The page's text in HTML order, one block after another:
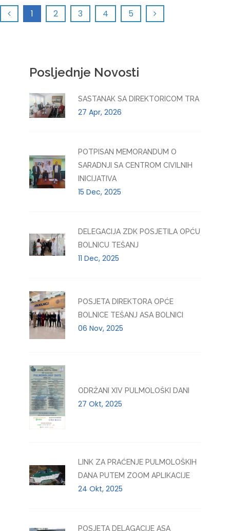
1 2 3 4 5
Posljednje Novosti
SASTANAK SA DIREKTORICOM TRA
27 Apr, 2026
POTPISAN MEMORANDUM O
SARADNJI SA CENTROM CIVILNIH
INICIJATIVA
15 Dec, 2025
DELEGACIJA ZDK POSJETILA OPĆU
BOLNICU TEŠANJ
11 Dec, 2025
POSJETA DIREKTORA OPĆE
BOLNICE TEŠANJ ASA BOLNICI
06 Nov, 2025
ODRŽANI XIV PULMOLOŠKI DANI
27 Okt, 2025
LINK ZA PRAĆENJE PULMOLOŠKIH
DANA PUTEM ZOOM APLIKACIJE
24 Okt, 2025
POSJETA DELAGACIJE ASA